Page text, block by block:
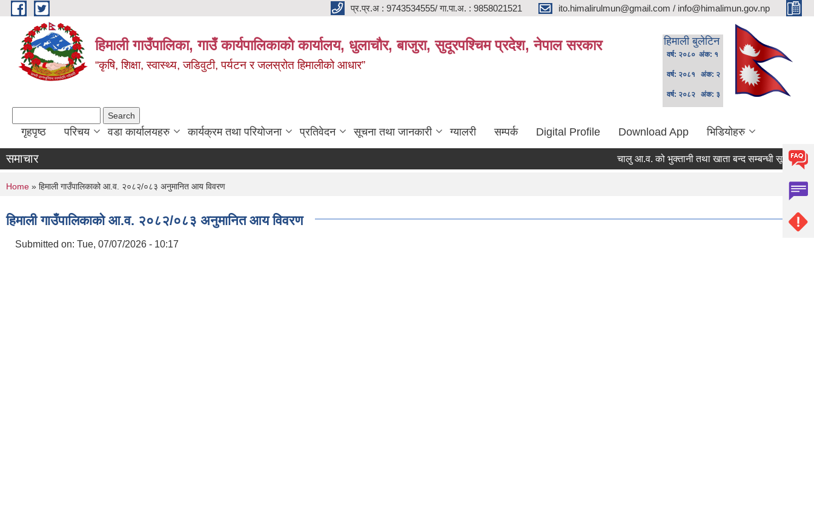
Skip to main content प्र.प्र.अ : 9743534555/ गा.पा.अ. : 9858021521 ito.himalirulmun@gmail.com / info@himalimun.gov.np
हिमाली गाउँपालिका, गाउँ कार्यपालिकाकाे कार्यालय, धुलाचौर, बाजुरा, सुदूरपश्चिम प्रदेश, नेपाल सरकार
“कृषि, शिक्षा, स्वास्थ्य, जडिवुटी, पर्यटन र जलस्रोत हिमालीको आधार”
हिमाली बुलेटिन
वर्ष: २०८० अंक: १
वर्ष: २०८१ अंक: २
वर्ष: २०८२ अंक: ३
गृहपृष्ठ परिचय वडा कार्यालयहरु कार्यक्रम तथा परियोजना प्रतिवेदन सूचना तथा जानकारी ग्यालरी सम्पर्क Digital Profile Download App भिडियोहरु
समाचार चालु आ.व. को भुक्तानी तथा खाता बन्द सम्बन्धी सूचना ।
You are here
Home » हिमाली गाउँपालिकाको आ.व. २०८२/०८३ अनुमानित आय विवरण
हिमाली गाउँपालिकाको आ.व. २०८२/०८३ अनुमानित आय विवरण
Submitted on: Tue, 07/07/2026 - 10:17